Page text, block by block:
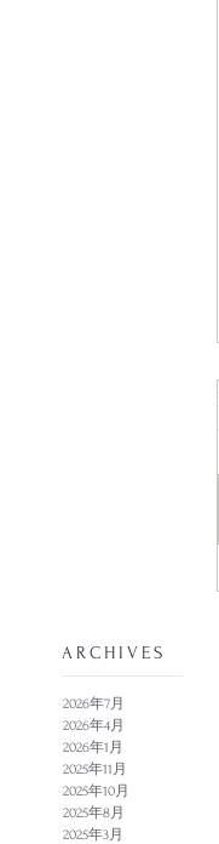
​ARCHIVES
2026年7月
2026年4月
2026年1月
2025年11月
2025年10月
2025年8月
2025年3月